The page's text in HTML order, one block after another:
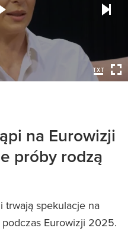
na Eurowizji
próby rodzą
spekulacje na
Eurowizji 2025.